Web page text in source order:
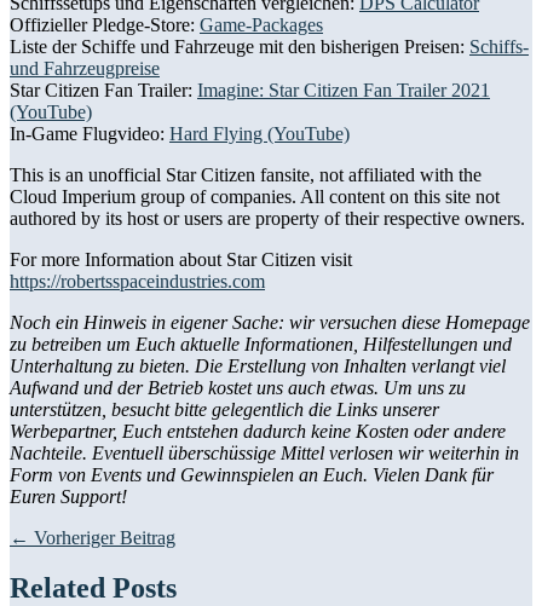
Offizieller Pledge-Store: Game-Packages
Liste der Schiffe und Fahrzeuge mit den bisherigen Preisen: Schiffs-
und Fahrzeugpreise
Star Citizen Fan Trailer: Imagine: Star Citizen Fan Trailer 2021
(YouTube)
In-Game Flugvideo: Hard Flying (YouTube)
This is an unofficial Star Citizen fansite, not affiliated with the
Cloud Imperium group of companies. All content on this site not
authored by its host or users are property of their respective owners.
For more Information about Star Citizen visit
https://robertsspaceindustries.com
Noch ein Hinweis in eigener Sache: wir versuchen diese Homepage
zu betreiben um Euch aktuelle Informationen, Hilfestellungen und
Unterhaltung zu bieten. Die Erstellung von Inhalten verlangt viel
Aufwand und der Betrieb kostet uns auch etwas. Um uns zu
unterstützen, besucht bitte gelegentlich die Links unserer
Werbepartner, Euch entstehen dadurch keine Kosten oder andere
Nachteile. Eventuell überschüssige Mittel verlosen wir weiterhin in
Form von Events und Gewinnspielen an Euch. Vielen Dank für
Euren Support!
← Vorheriger Beitrag
Related Posts